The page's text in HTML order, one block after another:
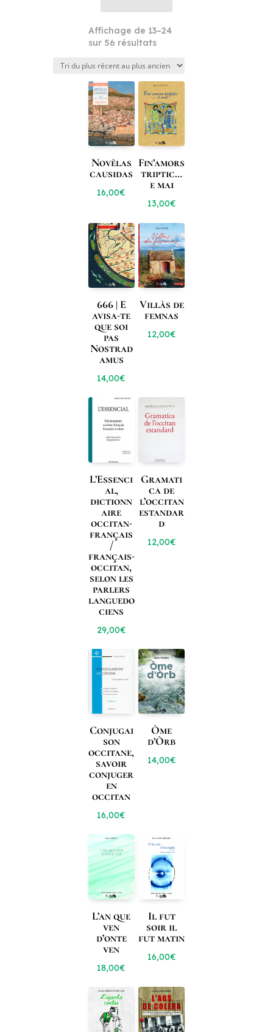
Affichage de 13–24
sur 56 résultatsTrié
plus
récent
au
plus
ancien
Novèlas
causidas
16,00€
Fin’amors
triptic…
e mai
13,00€
666 | E
avisa-te
que soi
pas
Nostrad
amus
14,00€
Villàs de
femnas
12,00€
L’Essenci
al,
dictionn
aire
occitan-
français
/
français-
occitan,
selon les
parlers
languedo
ciens
29,00€
Gramati
ca de
l’occitan
estandar
d
12,00€
Conjugai
son
occitane,
savoir
conjuger
en
occitan
16,00€
Òme
d’Òrb
14,00€
L’an que
ven
d’onte
ven
18,00€
Il fut
soir il
fut matin
16,00€